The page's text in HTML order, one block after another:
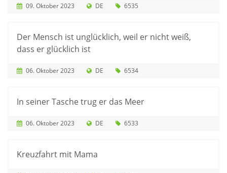
09. Oktober 2023 DE 6535
Der Mensch ist unglücklich, weil er nicht weiß,
dass er glücklich ist
06. Oktober 2023 DE 6534
In seiner Tasche trug er das Meer
06. Oktober 2023 DE 6533
Kreuzfahrt mit Mama